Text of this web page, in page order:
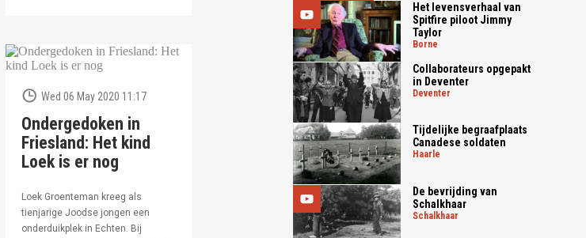
Wed 06 May 2020 11:17
Ondergedoken in
Friesland: Het kind
Loek is er nog
Loek Groenteman kreeg als
tienjarige Joodse jongen een
onderduikplek in Echten. Bij
Het levensverhaal van
Spitfire piloot Jimmy
Taylor
borne
Collaborateurs opgepakt
in Deventer
deventer
Tijdelijke begraafplaats
Canadese soldaten
haarle
De bevrijding van
Schalkhaar
schalkhaar